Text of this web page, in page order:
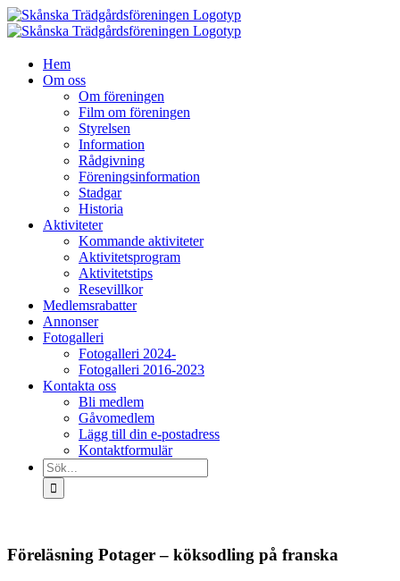
Fortsätt
till
Hem
Om oss
Om föreningen
Film om föreningen
Styrelsen
Information
Rådgivning
Föreningsinformation
Stadgar
Historia
Aktiviteter
Kommande aktiviteter
Aktivitetsprogram
Aktivitetstips
Resevillkor
Medlemsrabatter
Annonser
Fotogalleri
Fotogalleri 2024-
Fotogalleri 2016-2023
Kontakta oss
Bli medlem
Gåvomedlem
Lägg till din e-postadress
Kontaktformulär
Sök
efter:
Föreläsning Potager – köksodling på franska